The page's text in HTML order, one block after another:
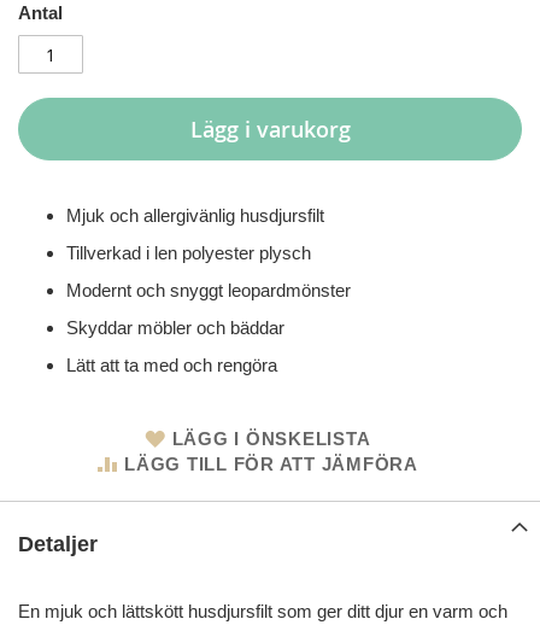
Antal
Lägg i varukorg
Mjuk och allergivänlig husdjursfilt
Tillverkad i len polyester plysch
Modernt och snyggt leopardmönster
Skyddar möbler och bäddar
Lätt att ta med och rengöra
LÄGG I ÖNSKELISTA
LÄGG TILL FÖR ATT JÄMFÖRA
Detaljer
En mjuk och lättskött husdjursfilt som ger ditt djur en varm och